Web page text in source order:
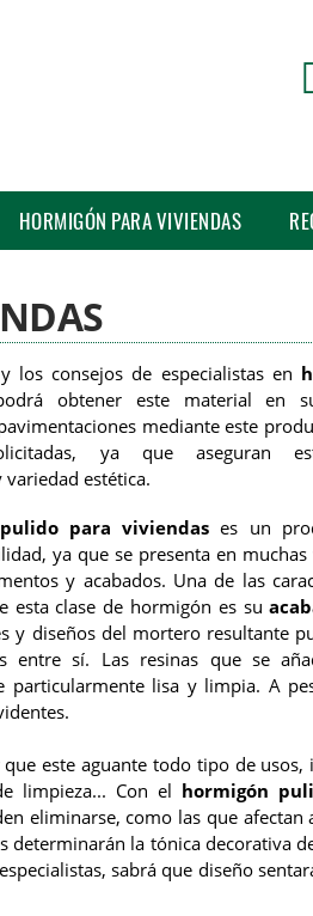
HORMIGÓN PARA VIVIENDAS
los consejos de especialistas en
obtener este material en
mediante este
ya que aseguran
estética.
para viviendas es un
ya que se presenta en muchas
y acabados. Una de las
esta clase de hormigón es su
y diseños del mortero resultante
entre sí. Las resinas que se
particularmente lisa y limpia. A
este aguante todo tipo de usos,
limpieza... Con el hormigón
eliminarse, como las que afectan
determinarán la tónica decorativa
sabrá que diseño